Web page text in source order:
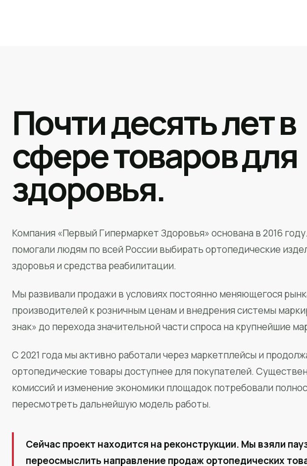
Почти десять лет в
сфере товаров для
здоровья.
Компания «Первый Гипермаркет Здоровья» основана в 2016
помогали людям по всей России выбирать ортопедические
здоровья и средства реабилитации.
Мы развивали продажи в условиях постоянно меняющегося
производителей к розничным ценам и внедрения системы
знак» до перехода значительной части спроса на крупнейшие
С 2021 года мы активно работали через маркетплейсы и
ортопедические товары доступнее для покупателей.
комиссий и изменение экономики площадок потребовали
пересмотреть дальнейшую модель работы.
Сейчас проект находится на реконструкции. Мы взяли
переосмыслить направление продаж ортопедических